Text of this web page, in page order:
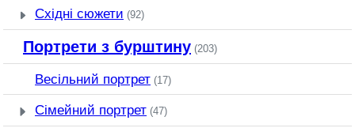
Східні сюжети (92)
Портрети з бурштину (203)
Весільний портрет (17)
Сімейний портрет (47)